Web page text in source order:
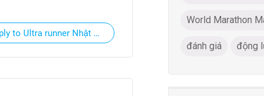
World Marathon
đánh giá động
to Ultra runner Nhật Bản chạy 100km DLUT 2020: Tôi chọn DNF